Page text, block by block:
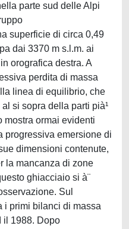
parte sud delle Alpi
superficie di circa 0,49
dai 3370 m s.l.m. ai
orografica destra. A
perdita di massa
linea di equilibrio, che
si sopra della parti pià¹
mostra ormai evidenti
progressiva emersione di
dimensioni contenute,
la mancanza di zone
ghiacciaio si à¨
Sul
i primi bilanci di massa
il 1988. Dopo